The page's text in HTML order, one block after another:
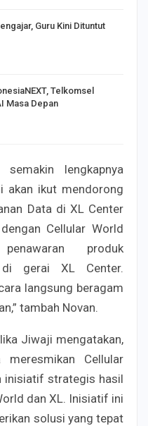
Guru Kini Dituntut
Telkomsel
Masa Depan
lengkapnya
akan ikut mendorong
Data di XL Center
Cellular World
produk
di gerai XL Center.
langsung beragam
tambah Novan.
Jiwaji mengatakan,
meresmikan Cellular
inisiatif strategis hasil
dan XL. Inisiatif ini
solusi yang tepat